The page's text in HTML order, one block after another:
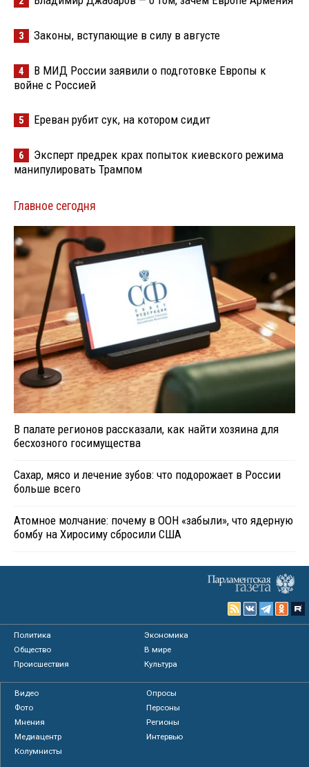
3 Законы, вступающие в силу в августе
4
В МИД России заявили о подготовке Европы к
войне с Россией
5 Ереван рубит сук, на котором сидит
6
Эксперт предрек крах попыток киевского режима
манипулировать Трампом
Главное сегодня
В палате регионов рассказали, как найти хозяина для
бесхозного госимущества
Сахар, мясо и лечение зубов: что подорожает в России
больше всего
Атомное молчание: почему в ООН «забыли», что ядерную
бомбу на Хиросиму сбросили США
Политика
Экономика
Общество
В мире
Происшествия
Культура
Видео
Опросы
Фото
Персоны
Мнения
Регионы
Медиацентр
Интервью
Колумнисты